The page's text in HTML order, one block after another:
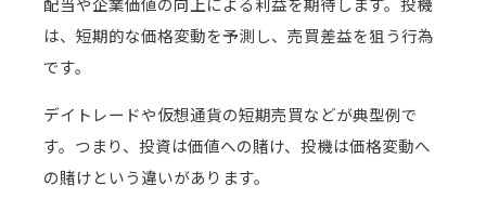
は、短期的な価格変動を予測し、売買差益を狙う行為
です。
デイトレードや仮想通貨の短期売買などが典型例で
す。つまり、投資は価値への賭け、投機は価格変動へ
の賭けという違いがあります。